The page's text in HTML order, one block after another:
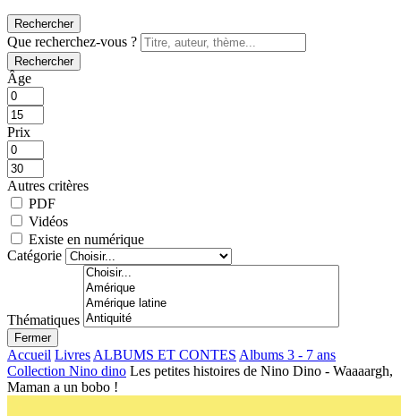
Rechercher
Que recherchez-vous ?
Rechercher
Âge
Prix
Autres critères
PDF
Vidéos
Existe en numérique
Catégorie
Thématiques
Fermer
Accueil Livres ALBUMS ET CONTES Albums 3 - 7 ans
Collection Nino dino Les petites histoires de Nino Dino - Waaaargh,
Maman a un bobo !